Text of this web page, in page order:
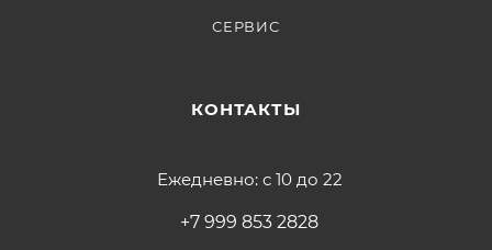
СЕРВИС
КОНТАКТЫ
Ежедневно: с 10 до 22
+7 999 853 2828